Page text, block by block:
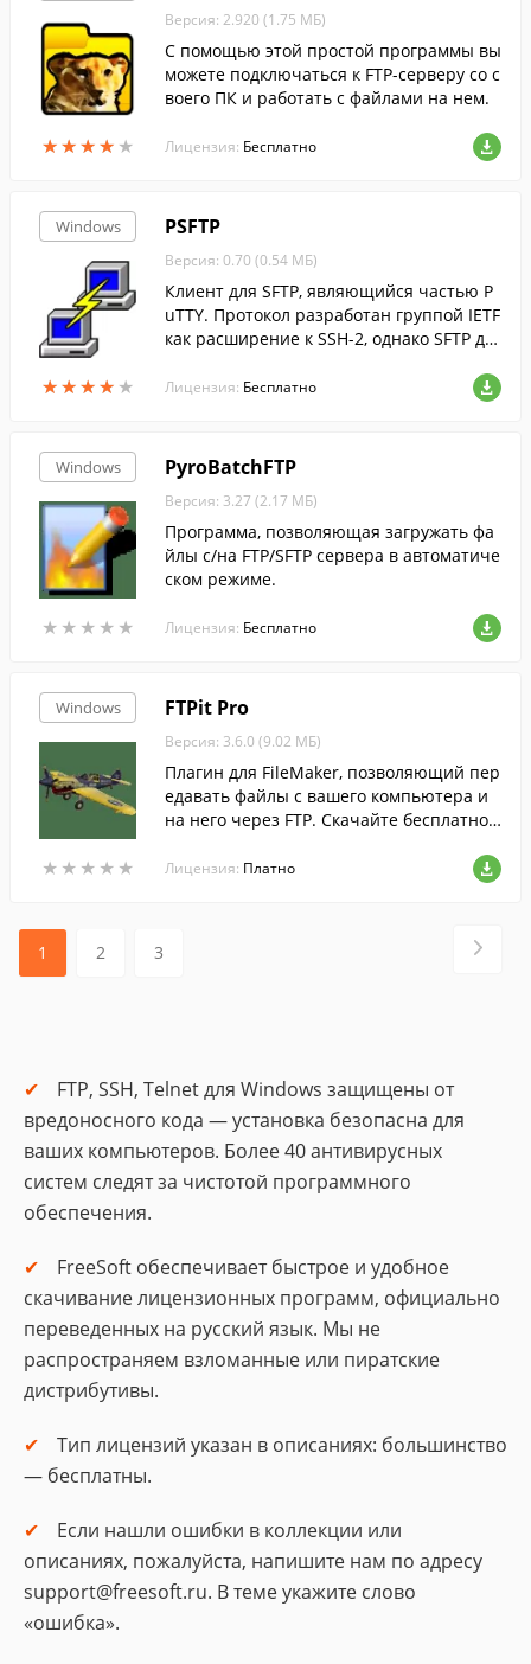
★★★★ ★
★★★★ ★
Версия: 2.920 (1.75 МБ)
С помощью этой простой программы вы
можете подключаться к FTP-серверу со с
воего ПК и работать с файлами на нем.
Лицензия: Бесплатно
Windows
★★★★ ★
★★★★ ★
PSFTP
Версия: 0.70 (0.54 МБ)
Клиент для SFTP, являющийся частью P
uTTY. Протокол разработан группой IETF
как расширение к SSH-2, однако SFTP до
м иных протоколов сеансового уровня.
Лицензия: Бесплатно
Windows
★ ★ ★ ★ ★
★ ★ ★ ★ ★
PyroBatchFTP
Версия: 3.27 (2.17 МБ)
Программа, позволяющая загружать фа
йлы с/на FTP/SFTP сервера в автоматиче
ском режиме.
Лицензия: Бесплатно
Windows
★ ★ ★ ★ ★
★ ★ ★ ★ ★
FTPit Pro
Версия: 3.6.0 (9.02 МБ)
Плагин для FileMaker, позволяющий пер
едавать файлы с вашего компьютера и
на него через FTP. Скачайте бесплатно
Лицензия: Платно
1 2 3
FTP, SSH, Telnet для Windows защищены от
вредоносного кода — установка безопасна для
ваших компьютеров. Более 40 антивирусных
систем следят за чистотой программного
обеспечения.
FreeSoft обеспечивает быстрое и удобное
скачивание лицензионных программ, официально
переведенных на русский язык. Мы не
распространяем взломанные или пиратские
дистрибутивы.
Тип лицензий указан в описаниях: большинство
— бесплатны.
Если нашли ошибки в коллекции или
описаниях, пожалуйста, напишите нам по адресу
support@freesoft.ru. В теме укажите слово
«ошибка».